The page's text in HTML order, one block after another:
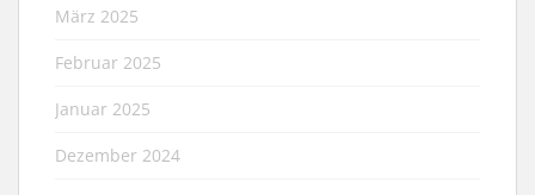
März 2025
Februar 2025
Januar 2025
Dezember 2024